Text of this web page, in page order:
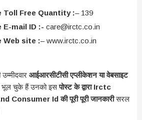
Toll Free Quantity :– 139
E-mail ID :- care@irctc.co.in
Web site :– www.irctc.co.in
आईआरसीटीसी एप्लीकेशन या वेबसाइट
भूल चुके हैं उनको इसपोस्ट के द्वारा Irctc
Id की पूरी पूरी जानकारीसरल